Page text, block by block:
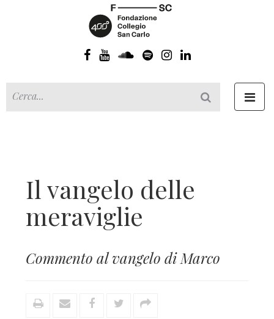
Il vangelo delle
meraviglie
Commento al vangelo di Marco